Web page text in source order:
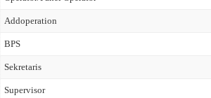
Addoperation
BPS
Sekretaris
Supervisor